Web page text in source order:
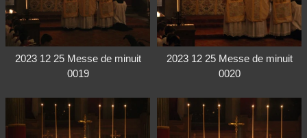
2023 12 25 Messe de minuit
0019
2023 12 25 Messe de minuit
0020